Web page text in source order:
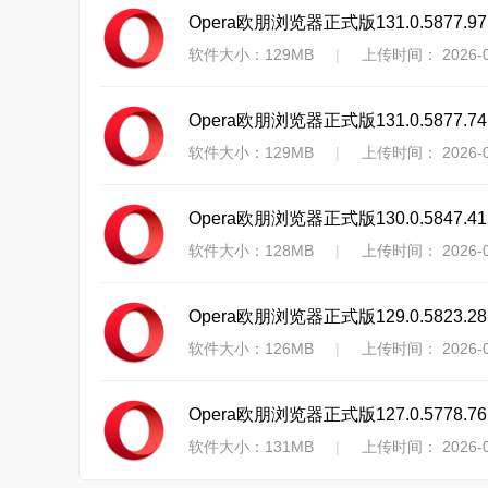
Opera欧朋浏览器正式版131.0.5877.97
软件大小：129MB | 上传时间：
Opera欧朋浏览器正式版131.0.5877.74
软件大小：129MB | 上传时间：
Opera欧朋浏览器正式版130.0.5847.41
软件大小：128MB | 上传时间：
Opera欧朋浏览器正式版129.0.5823.28
软件大小：126MB | 上传时间：
Opera欧朋浏览器正式版127.0.5778.76
软件大小：131MB | 上传时间：